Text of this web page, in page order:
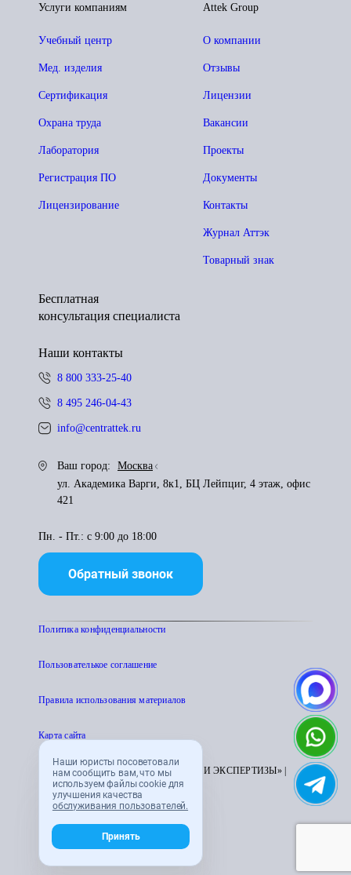
Наши юристы посоветовали
нам сообщить вам, что мы
используем файлы cookie для
улучшения качества
обслуживания пользователей.
Принять
Attek Group
О компании
Отзывы
Лицензии
Вакансии
Проекты
Документы
Контакты
Журнал Аттэк
Товарный знак
Услуги компаниям
Учебный центр
Мед. изделия
Сертификация
Охрана труда
Лаборатория
Регистрация ПО
Лицензирование
Бесплатная
консультация специалиста
Наши контакты
8 800 333-25-40
8 495 246-04-43
info@centrattek.ru
Ваш город:
Москва
ул. Академика Варги, 8к1, БЦ Лейпциг, 4 этаж, офис
421
Пн. - Пт.: с 9:00 до 18:00
Обратный звонок
Политика конфиденциальности
Пользователькое соглашение
Правила использования материалов
Карта сайта
© 1995 - 2026 «ЦЕНТР АТТЕСТАЦИИ И ЭКСПЕРТИЗЫ» |
CENTRATTEK.RU